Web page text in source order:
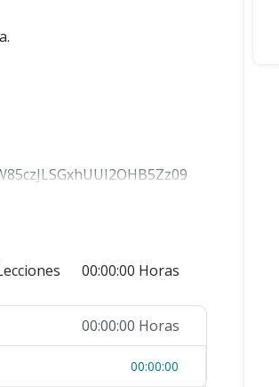
09
00:00:00 Horas
00:00:00 Horas
00:00:00